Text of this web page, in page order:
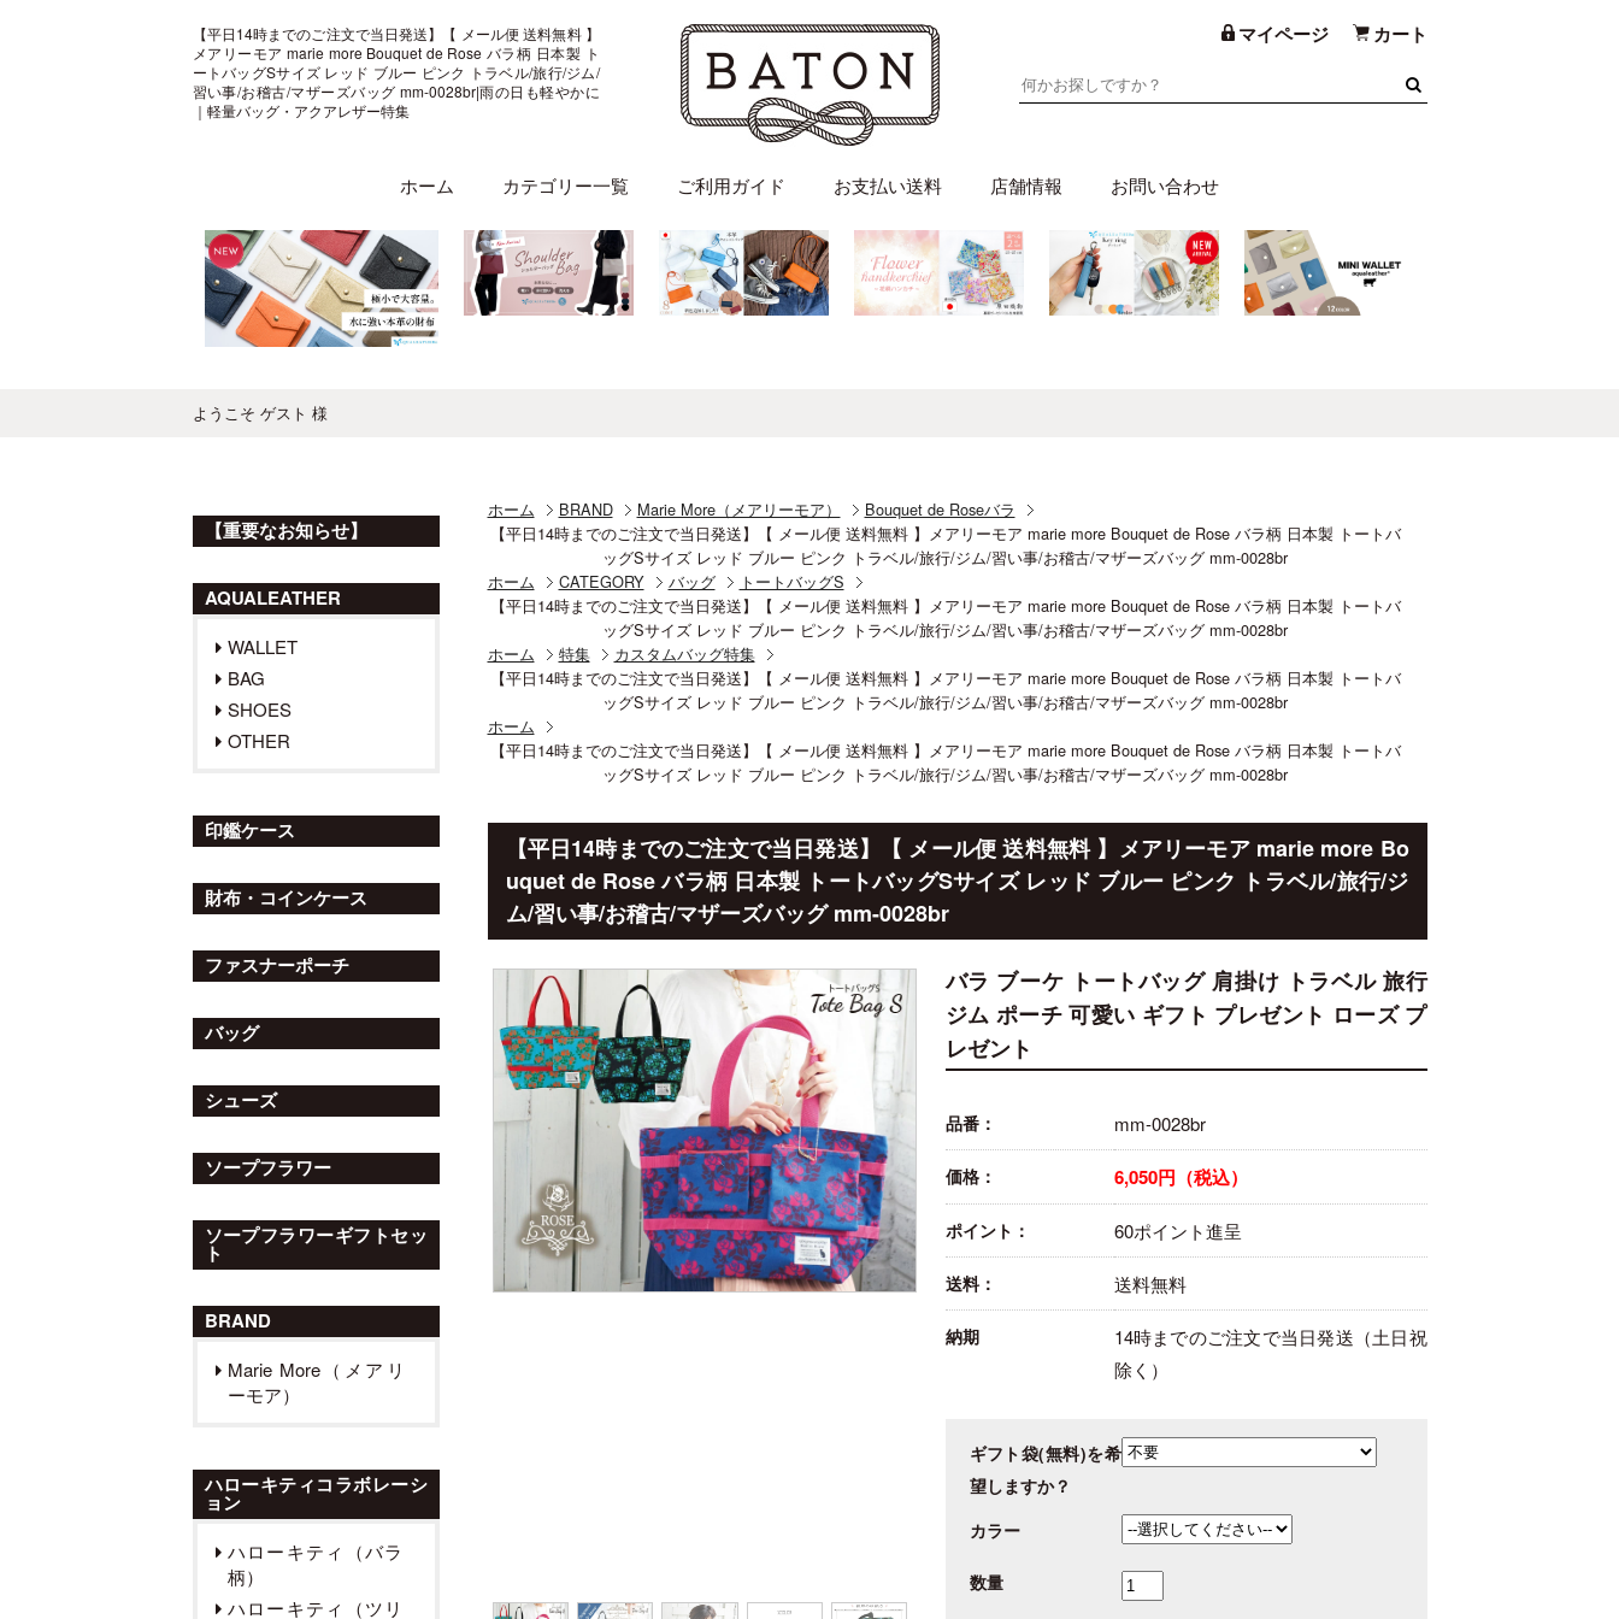
【平日14時までのご注文で当日発送】【 メール便 送料無料 】
メアリーモア marie more Bouquet de Rose バラ柄 日本製 ト
ートバッグSサイズ レッド ブルー ピンク トラベル/旅行/ジム/
習い事/お稽古/マザーズバッグ mm-0028br|雨の日も軽やかに
｜軽量バッグ・アクアレザー特集
マイページ カート
ホーム カテゴリー一覧 ご利用ガイド お支払い送料 店舗情報 お問い合わせ
ようこそ ゲスト 様
ホーム BRAND Marie More（メアリーモア）
Bouquet de Roseバラ
【平日14時までのご注文で当日発送】【 メール便 送料無料 】メアリーモア marie more Bouquet de Rose バラ柄 日本製 トートバ
ッグSサイズ レッド ブルー ピンク トラベル/旅行/ジム/習い事/お稽古/マザーズバッグ mm-0028br
ホーム
CATEGORY バッグ
トートバッグS
【平日14時までのご注文で当日発送】【 メール便 送料無料 】メアリーモア marie more Bouquet de Rose バラ柄 日本製 トートバ
ッグSサイズ レッド ブルー ピンク トラベル/旅行/ジム/習い事/お稽古/マザーズバッグ mm-0028br
ホーム
特集
カスタムバッグ特集
【平日14時までのご注文で当日発送】【 メール便 送料無料 】メアリーモア marie more Bouquet de Rose バラ柄 日本製 トートバ
ッグSサイズ レッド ブルー ピンク トラベル/旅行/ジム/習い事/お稽古/マザーズバッグ mm-0028br
ホーム
【平日14時までのご注文で当日発送】【 メール便 送料無料 】メアリーモア marie more Bouquet de Rose バラ柄 日本製 トートバ
ッグSサイズ レッド ブルー ピンク トラベル/旅行/ジム/習い事/お稽古/マザーズバッグ mm-0028br
【平日14時までのご注文で当日発送】【 メール便 送料無料 】メアリーモア marie more Bo
uquet de Rose バラ柄 日本製 トートバッグSサイズ レッド ブルー ピンク トラベル/旅行/ジ
ム/習い事/お稽古/マザーズバッグ mm-0028br
バラ ブーケ トートバッグ 肩掛け トラベル 旅行
ジム ポーチ 可愛い ギフト プレゼント ローズ プ
レゼント
品番： mm-0028br
価格： 6,050円（税込）
ポイント： 60ポイント進呈
送料： 送料無料
納期
14時までのご注文で当日発送（土日祝
除く）
ギフト袋(無料)を希
望しますか？
カラー
数量
【重要なお知らせ】
AQUALEATHER
WALLET
BAG
SHOES
OTHER
印鑑ケース
財布・コインケース
ファスナーポーチ
バッグ
シューズ
ソープフラワー
ソープフラワーギフトセッ
ト
BRAND
Marie More（メアリ
ーモア）
ハローキティコラボレーシ
ョン
ハローキティ（バラ
柄）
ハローキティ（ツリ